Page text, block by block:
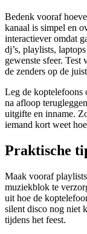
Bedenk vooraf
kanaal is simpel en
interactiever omdat
dj’s, playlists,
gewenste sfeer.
de zenders op de
Leg de koptelefoons
na afloop
uitgifte en inname.
iemand kort weet
Praktische
Maak vooraf
muziekblok te
uit hoe de
silent disco nog niet
tijdens het feest.